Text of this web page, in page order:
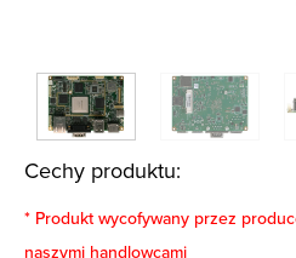
Cechy produktu:
* Produkt wycofywany przez
naszymi handlowcami